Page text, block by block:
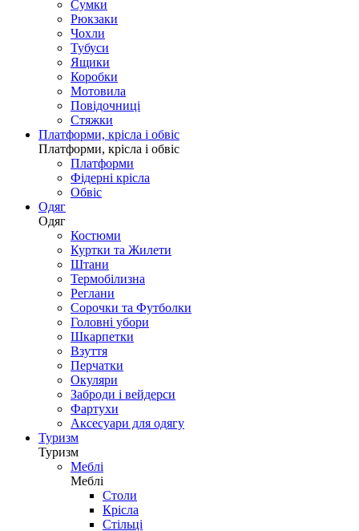
Сумки
Рюкзаки
Чохли
Тубуси
Ящики
Коробки
Мотовила
Повідочниці
Стяжки
Платформи, крісла і обвіс
Платформи, крісла і обвіс
Платформи
Фідерні крісла
Обвіс
Одяг
Одяг
Костюми
Куртки та Жилети
Штани
Термобілизна
Реглани
Сорочки та Футболки
Головні убори
Шкарпетки
Взуття
Перчатки
Окуляри
Заброди і вейдерси
Фартухи
Аксесуари для одягу
Туризм
Туризм
Меблі
Меблі
Столи
Крісла
Стільці